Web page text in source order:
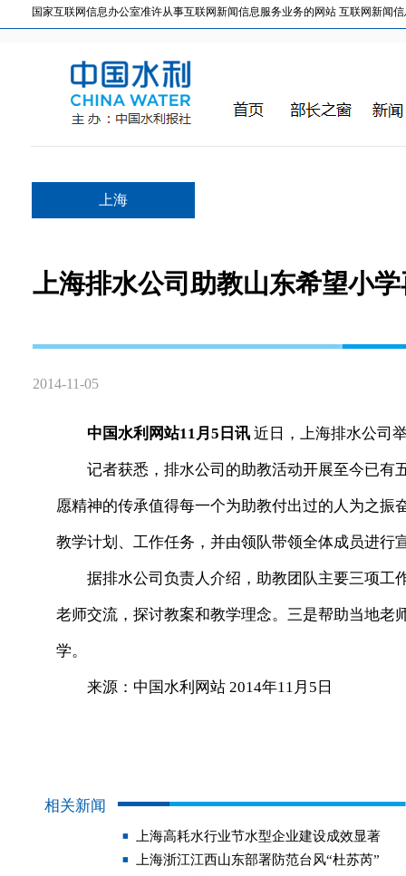
国家互联网信息办公室准许从事互联网新闻信息服务业务的网站 互联网新闻信
上海
上海排水公司助教山东希望小
2014-11-05
中国水利网站11月5日讯 近日，上海排水公司
记者获悉，排水公司的助教活动开展至今已有
愿精神的传承值得每一个为助教付出过的人为之
教学计划、工作任务，并由领队带领全体成员进行
据排水公司负责人介绍，助教团队主要三项工
老师交流，探讨教案和教学理念。三是帮助当地
学。
来源：中国水利网站 2014年11月5日
相关新闻
上海高耗水行业节水型企业建设成效显著
上海浙江江西山东部署防范台风“杜苏芮”